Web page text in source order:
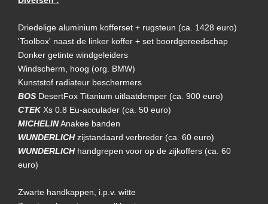
Driedelige aluminium kofferset + rugsteun (ca. 1428 euro)
'Toolbox' naast de linker koffer + set boordgereedschap
Donker getinte windgeleiders
Windscherm, hoog (org. BMW)
Kunststof radiateur beschermers
BOS DesertFox Titanium uitlaatdemper (ca. 900 euro)
CTEKXs 0.8 Eu-acculader (ca. 50 euro)
MICHELINAnakee banden
WUNDERLICHzijstandaard verbreder (ca. 60 euro)
WUNDERLICHhandgrepen voor op de zijkoffers (ca. 60
euro)
Zwarte handkappen, i.p.v. witte